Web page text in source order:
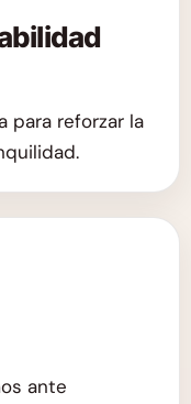
para reforzar la
ante